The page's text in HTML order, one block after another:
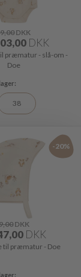
DKK
DKK
præmatur - slå-om -
Doe
38
-20%
DKK
DKK
til præmatur - Doe